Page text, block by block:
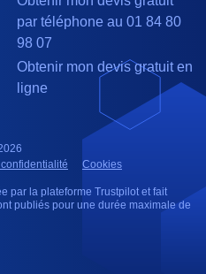
par téléphone au 01 84 80
98 07
Obtenir mon devis gratuit en
ligne
Cookies
par la plateforme Trustpilot et fait
publiés pour une durée maximale de